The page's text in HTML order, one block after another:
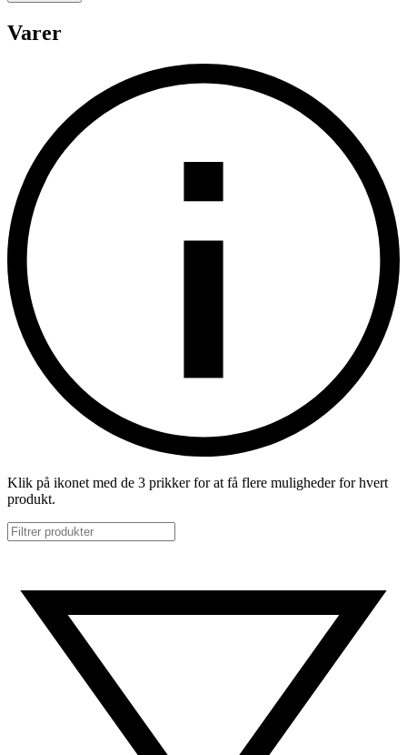
Varer
Klik på ikonet med de 3 prikker for at få flere muligheder for hvert
produkt.